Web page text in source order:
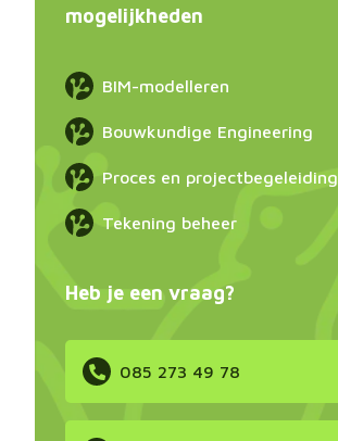
mogelijkheden
BIM-modelleren
Bouwkundige Engineering
Proces en projectbegeleiding
Tekening beheer
Heb je een vraag?
085 273 49 78